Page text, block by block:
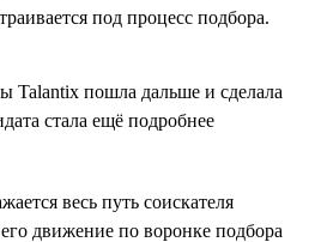
под процесс подбора.
Talantix пошла дальше и сделала
стала ещё подробнее
весь путь соискателя
движение по воронке подбора